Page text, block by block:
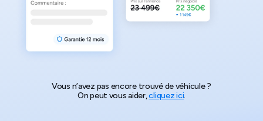
Vous n’avez pas encore trouvé de véhicule ?
On peut vous aider,cliquez ici.